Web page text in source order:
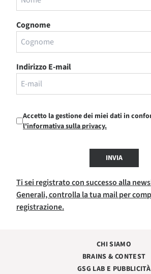
Cognome
Indirizzo E-mail
Accetto la gestione dei miei dati in
l'informativa sulla privacy.
INVIA
Ti sei registrato con successo alla
Generali, controlla la tua mail per
registrazione.
CHI SIAMO
BRAINS & CONTEST
GSG LAB E PUBBLICITÀ